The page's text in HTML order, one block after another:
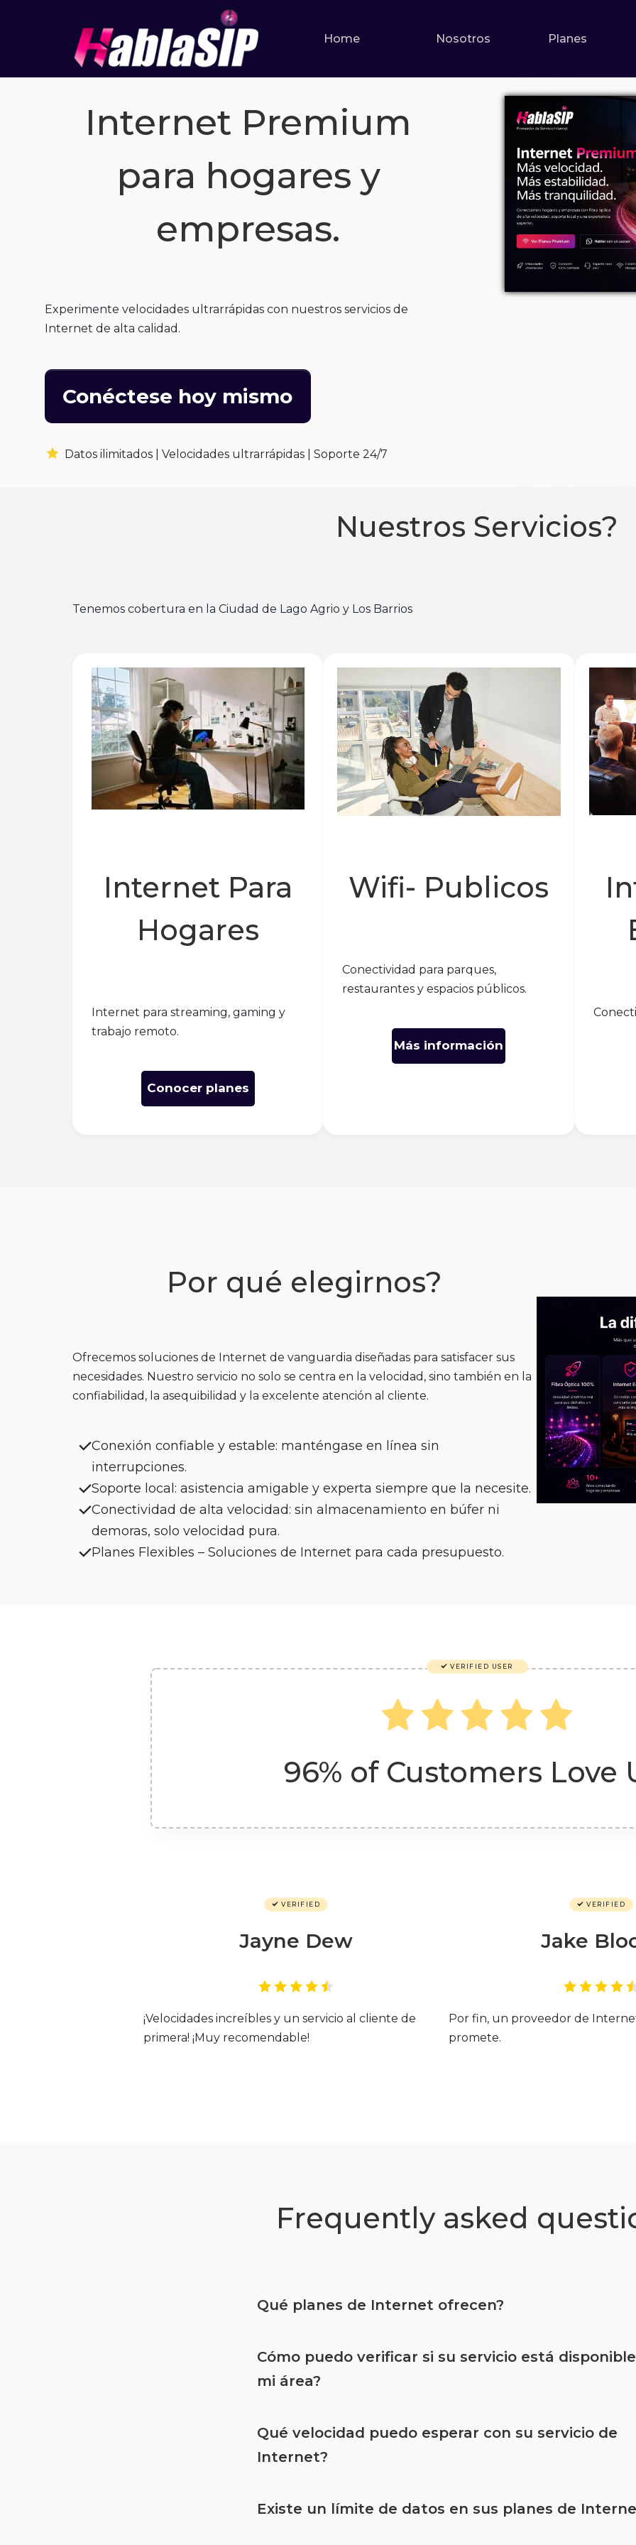
Home Nosotros Planes
Internet Premium
para hogares y
empresas.
Experimente velocidades ultrarrápidas con nuestros servicios de
Internet de alta calidad.
Conéctese hoy mismo
Datos ilimitados | Velocidades ultrarrápidas | Soporte 24/7
Nuestros Servicios?
Tenemos cobertura en la Ciudad de Lago Agrio y Los Barrios
Internet Para
Hogares
Internet para streaming, gaming y
trabajo remoto.
Conocer planes
Wifi- Publicos
Conectividad para parques,
restaurantes y espacios públicos.
Más información
Por qué elegirnos?
Ofrecemos soluciones de Internet de vanguardia diseñadas para satisfacer sus
necesidades. Nuestro servicio no solo se centra en la velocidad, sino también en la
confiabilidad, la asequibilidad y la excelente atención al cliente.
Conexión confiable y estable: manténgase en línea sin
interrupciones.
Soporte local: asistencia amigable y experta siempre que la necesite.
Conectividad de alta velocidad: sin almacenamiento en búfer ni
demoras, solo velocidad pura.
Planes Flexibles – Soluciones de Internet para cada presupuesto.
VERIFIED USER
96% of Customers Love
VERIFIED
Jayne Dew
¡Velocidades increíbles y un servicio al cliente de
primera! ¡Muy recomendable!
VERIFIED
Jake
Por fin, un proveedor de
promete.
Frequently asked
Qué planes de Internet ofrecen?
Cómo puedo verificar si su servicio está
mi área?
Qué velocidad puedo esperar con su servicio de
Internet?
Existe un límite de datos en sus planes de